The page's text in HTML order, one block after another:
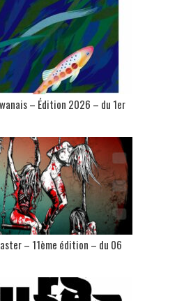
– Édition 2026 – du 1er
– 11ème édition – du 06